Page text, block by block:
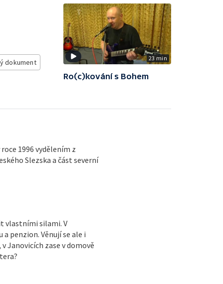
dokument
23 min
Ro(c)kování s Bohem
1996 vydělením z
Slezska a část severní
vlastními silami. V
penzion. Věnují se ale i
Janovicích zase v domově